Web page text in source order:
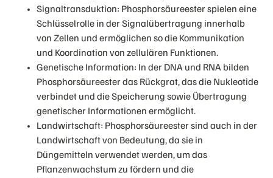
Signaltransduktion: Phosphorsäureester spielen eine
Schlüsselrolle in der Signalübertragung innerhalb
von Zellen und ermöglichen so die Kommunikation
und Koordination von zellulären Funktionen.
Genetische Information: In der DNA und RNA bilden
Phosphorsäureester das Rückgrat, das die Nukleotide
verbindet und die Speicherung sowie Übertragung
genetischer Informationen ermöglicht.
Landwirtschaft: Phosphorsäureester sind auch in der
Landwirtschaft von Bedeutung, da sie in
Düngemitteln verwendet werden, um das
Pflanzenwachstum zu fördern und die